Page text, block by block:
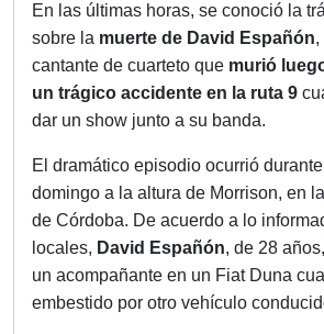
En las últimas horas, se conoció la
sobre la muerte de David Españón,
cantante de cuarteto que murió
un trágico accidente en la ruta 9
dar un show junto a su banda.
El dramático episodio ocurrió
domingo a la altura de Morrison, en
de Córdoba. De acuerdo a lo
locales, David Españón, de 28
un acompañante en un Fiat Duna
embestido por otro vehículo